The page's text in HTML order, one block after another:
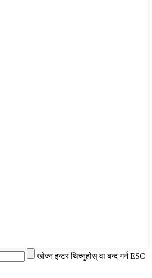
खोज्न इन्टर थिच्नुहोस् वा बन्द गर्न ESC